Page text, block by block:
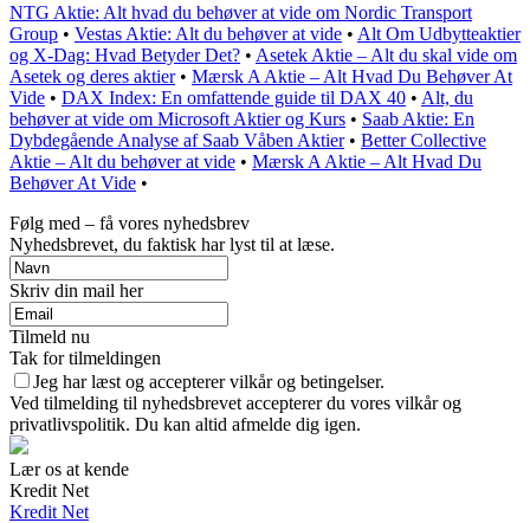
NTG Aktie: Alt hvad du behøver at vide om Nordic Transport
Group • Vestas Aktie: Alt du behøver at vide • Alt Om Udbytteaktier
og X-Dag: Hvad Betyder Det? • Asetek Aktie – Alt du skal vide om
Asetek og deres aktier• Mærsk A Aktie – Alt Hvad Du Behøver At
Vide • DAX Index: En omfattende guide til DAX 40 • Alt, du
behøver at vide om Microsoft Aktier og Kurs • Saab Aktie: En
Dybdegående Analyse af Saab Våben Aktier• Better Collective
Aktie – Alt du behøver at vide • Mærsk A Aktie – Alt Hvad Du
Behøver At Vide •
Følg med – få vores nyhedsbrev
Nyhedsbrevet, du faktisk har lyst til at læse.
Skriv din mail her
Tilmeld nu
Tak for tilmeldingen
Jeg har læst og accepterer vilkår og betingelser.
Ved tilmelding til nyhedsbrevet accepterer du vores vilkår og
privatlivspolitik. Du kan altid afmelde dig igen.
Lær os at kende
Kredit Net
Kredit Net